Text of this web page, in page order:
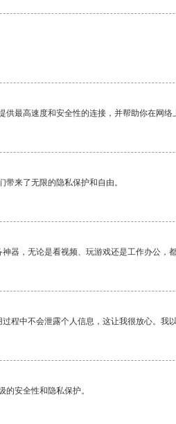
最高速度和安全性的连接，并帮助你在网络
来了无限的隐私保护和自由。
器，无论是看视频、玩游戏还是工作办公，
程中不会泄露个人信息，这让我很放心。我
安全性和隐私保护。